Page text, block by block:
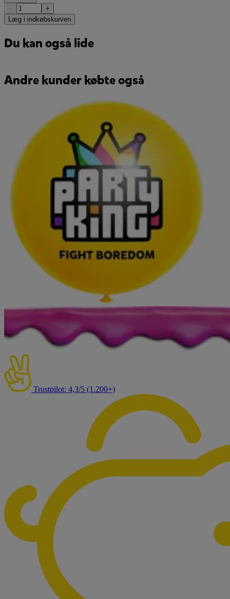
−
+
Læg i indkøbskurven
Du kan også lide
Andre kunder købte også
Trustpilot: 4,3/5 (1.200+)